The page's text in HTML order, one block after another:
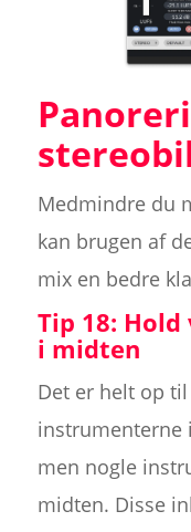
Medmindre du
kan brugen af
mix en bedre
Tip 18:
i midten
Det er helt op
instrumenterne
men nogle
midten. Disse